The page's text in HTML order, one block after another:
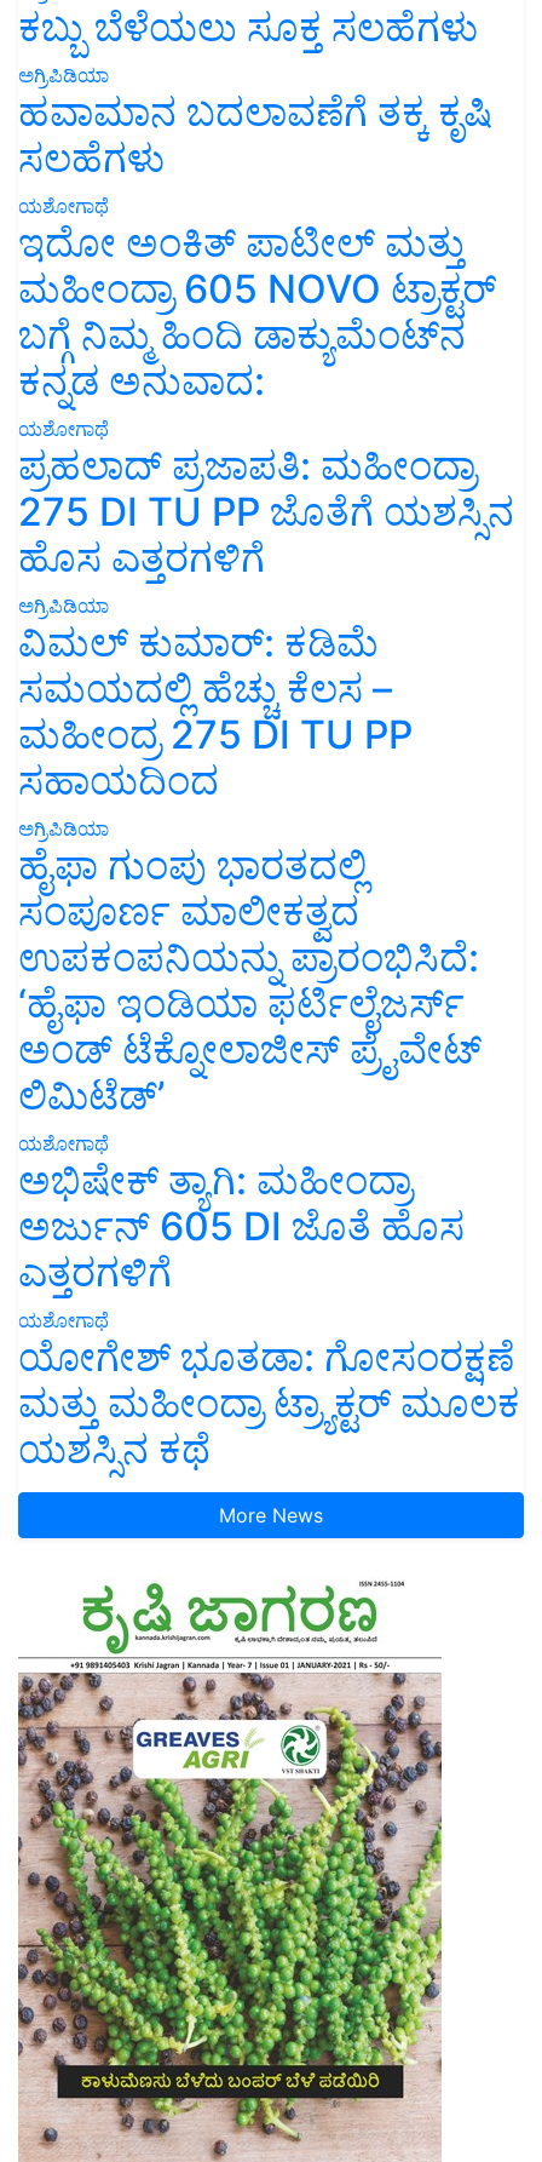
ಕಬ್ಬು ಬೆಳೆಯಲು ಸೂಕ್ತ ಸಲಹೆಗಳು
ಅಗ್ರಿಪಿಡಿಯಾ
ಹವಾಮಾನ ಬದಲಾವಣೆಗೆ ತಕ್ಕ ಕೃಷಿ
ಸಲಹೆಗಳು
ಯಶೋಗಾಥೆ
ಇದೋ ಅಂಕಿತ್ ಪಾಟೀಲ್ ಮತ್ತು
ಮಹೀಂದ್ರಾ 605 NOVO ಟ್ರಾಕ್ಟರ್
ಬಗ್ಗೆ ನಿಮ್ಮ ಹಿಂದಿ ಡಾಕ್ಯುಮೆಂಟ್‌ನ
ಕನ್ನಡ ಅನುವಾದ:
ಯಶೋಗಾಥೆ
ಪ್ರಹಲಾದ್ ಪ್ರಜಾಪತಿ: ಮಹೀಂದ್ರಾ
275 DI TU PP ಜೊತೆಗೆ ಯಶಸ್ಸಿನ
ಹೊಸ ಎತ್ತರಗಳಿಗೆ
ಅಗ್ರಿಪಿಡಿಯಾ
ವಿಮಲ್ ಕುಮಾರ್: ಕಡಿಮೆ
ಸಮಯದಲ್ಲಿ ಹೆಚ್ಚು ಕೆಲಸ –
ಮಹೀಂದ್ರ 275 DI TU PP
ಸಹಾಯದಿಂದ
ಅಗ್ರಿಪಿಡಿಯಾ
ಹೈಫಾ ಗುಂಪು ಭಾರತದಲ್ಲಿ
ಸಂಪೂರ್ಣ ಮಾಲೀಕತ್ವದ
ಉಪಕಂಪನಿಯನ್ನು ಪ್ರಾರಂಭಿಸಿದೆ:
‘ಹೈಫಾ ಇಂಡಿಯಾ ಫರ್ಟಿಲೈಜರ್ಸ್
ಅಂಡ್ ಟೆಕ್ನೋಲಾಜೀಸ್ ಪ್ರೈವೇಟ್
ಲಿಮಿಟೆಡ್’
ಯಶೋಗಾಥೆ
ಅಭಿಷೇಕ್ ತ್ಯಾಗಿ: ಮಹೀಂದ್ರಾ
ಅರ್ಜುನ್ 605 DI ಜೊತೆ ಹೊಸ
ಎತ್ತರಗಳಿಗೆ
ಯಶೋಗಾಥೆ
ಯೋಗೇಶ್ ಭೂತಡಾ: ಗೋಸಂರಕ್ಷಣೆ
ಮತ್ತು ಮಹೀಂದ್ರಾ ಟ್ರ್ಯಾಕ್ಟರ್ ಮೂಲಕ
ಯಶಸ್ಸಿನ ಕಥೆ
More News